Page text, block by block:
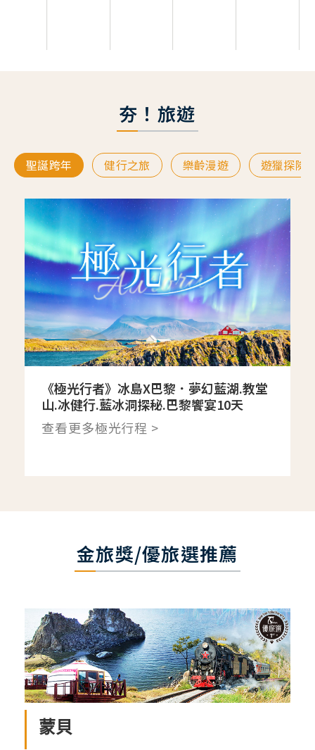
夯！旅遊
聖誕跨年 健行之旅 樂齡漫遊 遊獵探險
《極光行者》冰島X巴黎．夢幻藍湖.教堂
山.冰健行.藍冰洞探秘.巴黎饗宴10天
查看更多極光行程 >
金旅獎/優旅選推薦
蒙貝